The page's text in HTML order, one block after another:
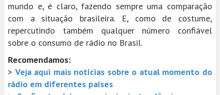
mundo e, é claro, fazendo sempre uma comparação
com a situação brasileira. E, como de costume,
repercutindo também qualquer número confiável
sobre o consumo de rádio no Brasil.
Recomendamos:
> Veja aqui mais notícias sobre o atual momento do
rádio em diferentes países